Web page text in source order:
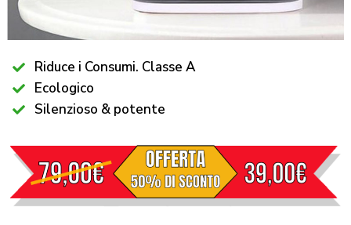
Riduce i Consumi. Classe A
Ecologico
Silenzioso & potente